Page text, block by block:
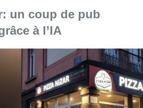
l'article "Pizza Nizar: un coup de